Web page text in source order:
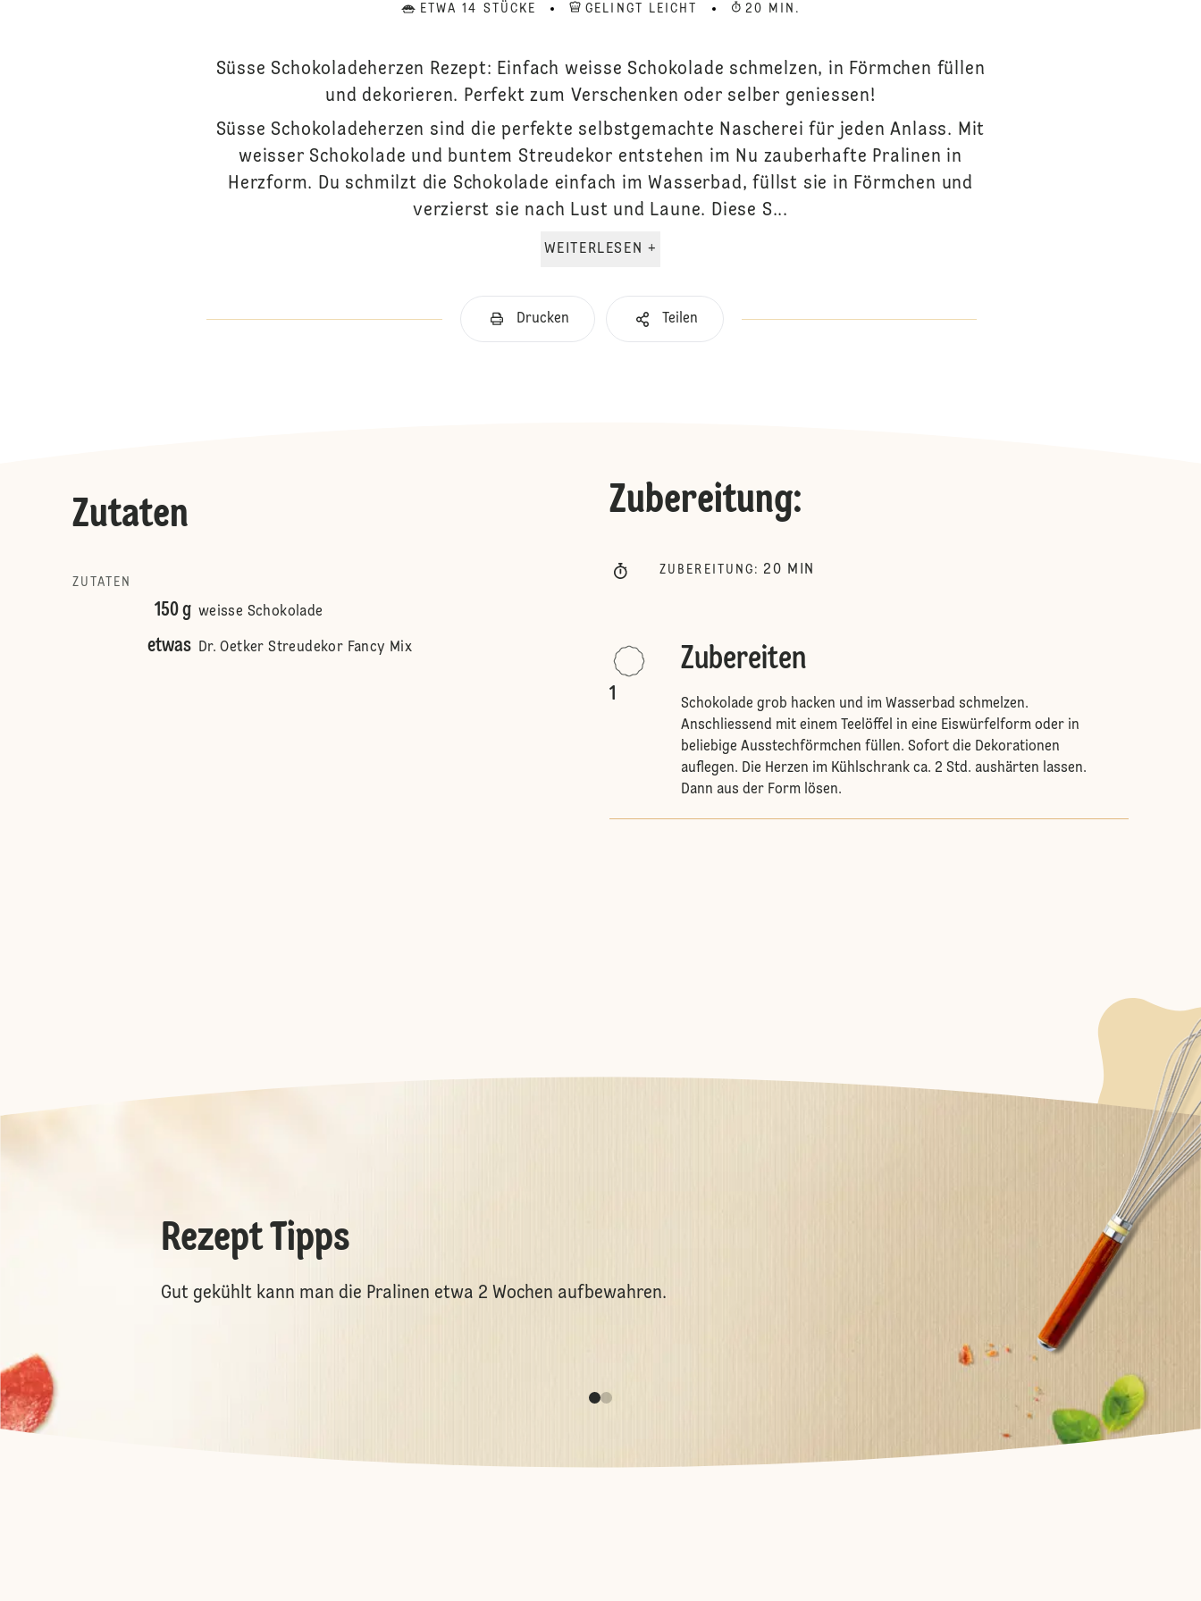
ETWA 14 STÜCKE GELINGT LEICHT 20 MIN.
Süsse Schokoladeherzen Rezept: Einfach weisse Schokolade schmelzen, in Förmchen füllen
und dekorieren. Perfekt zum Verschenken oder selber geniessen!
Süsse Schokoladeherzen sind die perfekte selbstgemachte Nascherei für jeden Anlass. Mit
weisser Schokolade und buntem Streudekor entstehen im Nu zauberhafte Pralinen in
Herzform. Du schmilzt die Schokolade einfach im Wasserbad, füllst sie in Förmchen und
verzierst sie nach Lust und Laune. Diese S...
WEITERLESEN +
Drucken Teilen
Zutaten
ZUTATEN
150 g weisse Schokolade
etwas Dr. Oetker Streudekor Fancy Mix
Zubereitung:
ZUBEREITUNG : 20 MIN
1
Zubereiten
Schokolade grob hacken und im Wasserbad schmelzen.
Anschliessend mit einem Teelöffel in eine Eiswürfelform oder in
beliebige Ausstechförmchen füllen. Sofort die Dekorationen
auflegen. Die Herzen im Kühlschrank ca. 2 Std. aushärten lassen.
Dann aus der Form lösen.
Rezept Tipps
Gut gekühlt kann man die Pralinen etwa 2 Wochen aufbewahren.